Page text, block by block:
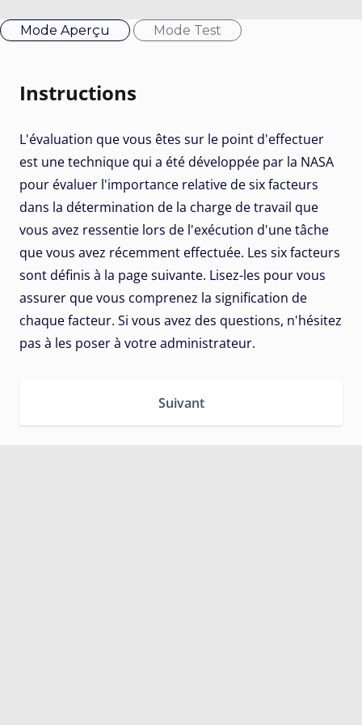
Mode Aperçu Mode Test
Instructions
L'évaluation que vous êtes sur le point d'effectuer
est une technique qui a été développée par la NASA
pour évaluer l'importance relative de six facteurs
dans la détermination de la charge de travail que
vous avez ressentie lors de l'exécution d'une tâche
que vous avez récemment effectuée. Les six facteurs
sont définis à la page suivante. Lisez-les pour vous
assurer que vous comprenez la signification de
chaque facteur. Si vous avez des questions, n'hésitez
pas à les poser à votre administrateur.